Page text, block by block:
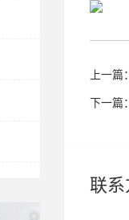
上一篇：
下一篇：
联